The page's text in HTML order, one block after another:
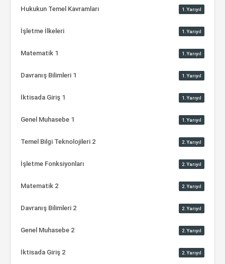
Hukukun Temel Kavramları 1.Yarıyıl
İşletme İlkeleri 1.Yarıyıl
Matematik 1 1.Yarıyıl
Davranış Bilimleri 1 1.Yarıyıl
İktisada Giriş 1 1.Yarıyıl
Genel Muhasebe 1 1.Yarıyıl
Temel Bilgi Teknolojileri 2 2.Yarıyıl
İşletme Fonksiyonları 2.Yarıyıl
Matematik 2 2.Yarıyıl
Davranış Bilimleri 2 2.Yarıyıl
Genel Muhasebe 2 2.Yarıyıl
İktisada Giriş 2 2.Yarıyıl